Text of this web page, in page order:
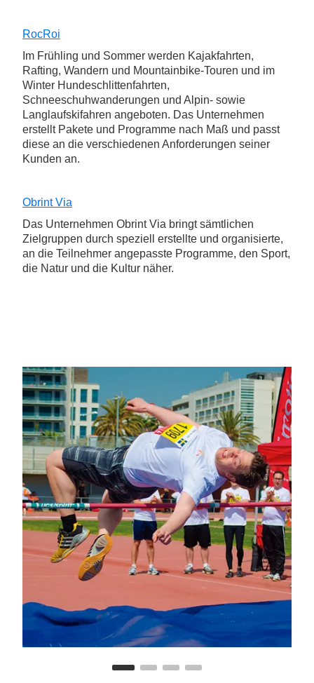
RocRoi
Im Frühling und Sommer werden Kajakfahrten,
Rafting, Wandern und Mountainbike-Touren und im
Winter Hundeschlittenfahrten,
Schneeschuhwanderungen und Alpin- sowie
Langlaufskifahren angeboten. Das Unternehmen
erstellt Pakete und Programme nach Maß und passt
diese an die verschiedenen Anforderungen seiner
Kunden an.
Obrint Via
Das Unternehmen Obrint Via bringt sämtlichen
Zielgruppen durch speziell erstellte und organisierte,
an die Teilnehmer angepasste Programme, den Sport,
die Natur und die Kultur näher.